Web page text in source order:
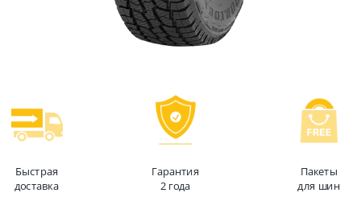
Быстрая
доставка
Гарантия
2 года
Пакеты
для шин